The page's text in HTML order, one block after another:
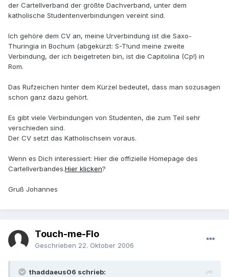
der Cartellverband der größte Dachverband, unter dem
katholische Studentenverbindungen vereint sind.
Ich gehöre dem CV an, meine Urverbindung ist die Saxo-
Thuringia in Bochum (abgekürzt: S-T!und meine zweite
Verbindung, der ich beigetreten bin, ist die Capitolina (Cp!) in
Rom.
Das Rufzeichen hinter dem Kürzel bedeutet, dass man sozusagen
schon ganz dazu gehört.
Es gibt viele Verbindungen von Studenten, die zum Teil sehr
verschieden sind.
Der CV setzt das Katholischsein voraus.
Wenn es Dich interessiert: Hier die offizielle Homepage des
Cartellverbandes.Hier klicken?
Gruß Johannes
Touch-me-Flo
Geschrieben 22. Oktober 2006
thaddaeus06 schrieb: